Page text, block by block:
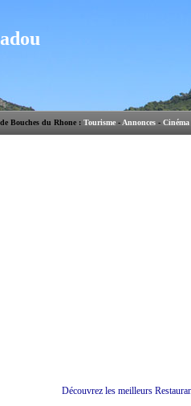
Bouches du Rhone : Tourisme- Annonces- Cinéma
Découvrez les meilleurs